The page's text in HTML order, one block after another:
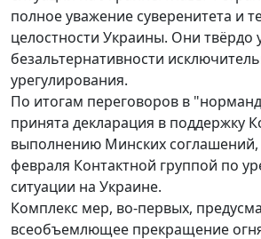
полное уважение суверенитета и
целостности Украины. Они твёрдо
безальтернативности
урегулирования.
По итогам переговоров в
принята декларация в поддержку
выполнению Минских соглашений,
февраля Контактной группой по
ситуации на Украине.
Комплекс мер, во-первых,
всеобъемлющее прекращение